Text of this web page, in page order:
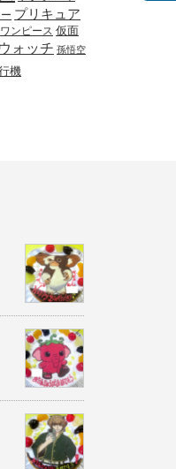
プリキュア
ワンピース 仮面
ォッチ 孫悟空
機